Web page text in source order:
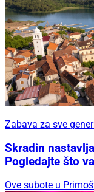
Zabava za sve
Skradin
Pogledajte što
Ove subote u